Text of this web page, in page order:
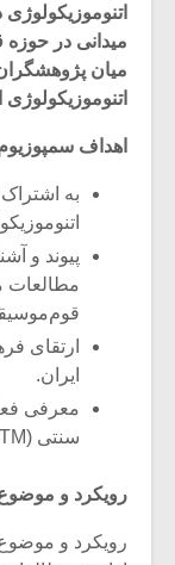
میدانی در
میان
اتنوموزیکولوژی ایران را در ۲۱ آذر
اهداف
به
پیوند و
مطالعات
ارتقای
ایران.
معرفی
سنتی (ICTM)
رویکرد و
رویکرد و